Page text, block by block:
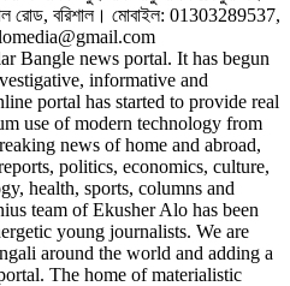
রোড, বরিশাল। মোবাইল: 01303289537,
Bangle news portal. It has begun
informative and
portal has started to provide real
use of modern technology from
news of home and abroad,
politics, economics, culture,
health, sports, columns and
team of Ekusher Alo has been
young journalists. We are
around the world and adding a
The home of materialistic